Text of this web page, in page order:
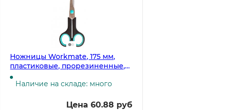
Ножницы Workmate, 175 мм,
пластиковые, прорезиненные,
черные ручки
Наличие на складе: много
Цена 60.88 руб